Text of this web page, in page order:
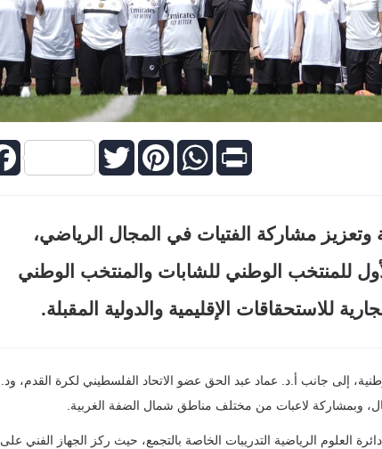
Facebook TwitterPinterestWhatsApp Print
وتعزيز مشاركة الفتيات في المجال الرياضي،
للمنتخب الوطني للشابات والمنتخب الوطني
للاستحقاقات الإقليمية والدولية المقبلة.
إلى جانب أ.د. عماد عبد الحق عضو الاتحاد الفلسطيني لكرة القدم، ود.
وبمشاركة لاعبات من مختلف مناطق شمال الضفة الغربية.
العلوم الرياضية التدريبات الخاصة بالتجمع، حيث ركز الجهاز الفني على